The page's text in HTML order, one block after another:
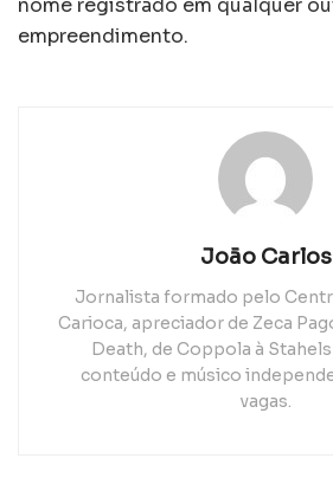
nome registrado em qualquer
empreendimento.
João Carlos
Jornalista formado pelo
Carioca, apreciador de Zeca
Death, de Coppola à
conteúdo e músico
vagas.